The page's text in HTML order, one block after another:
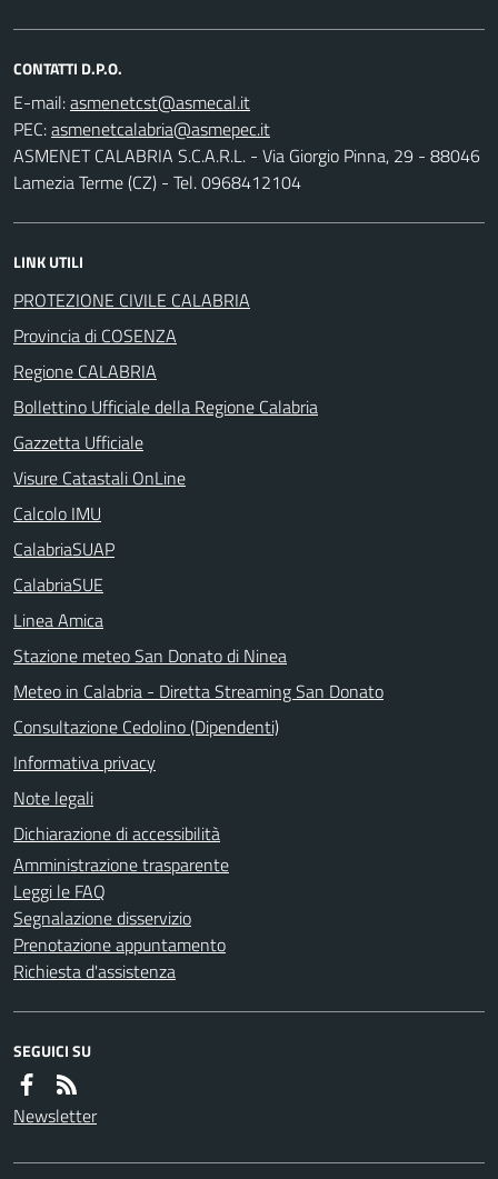
CONTATTI D.P.O.
E-mail:
PEC:
ASMENET CALABRIA S.C.A.R.L. - Via Giorgio Pinna, 29 - 88046
Lamezia Terme (CZ) - Tel. 0968412104
LINK UTILI
PROTEZIONE CIVILE CALABRIA
Provincia di COSENZA
Regione CALABRIA
Bollettino Ufficiale della Regione Calabria
Gazzetta Ufficiale
Visure Catastali OnLine
Calcolo IMU
CalabriaSUAP
CalabriaSUE
Linea Amica
Stazione meteo San Donato di Ninea
Meteo in Calabria - Diretta Streaming San Donato
Consultazione Cedolino (Dipendenti)
Informativa privacy
Note legali
Dichiarazione di accessibilità
Amministrazione trasparente
Leggi le FAQ
Segnalazione disservizio
Prenotazione appuntamento
Richiesta d'assistenza
SEGUICI SU
Newsletter